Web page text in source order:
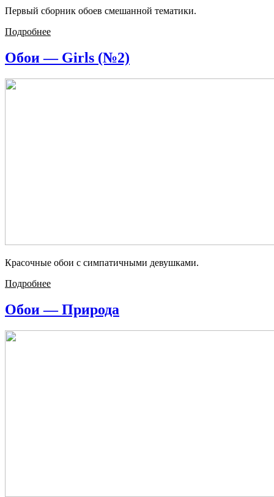
Первый сборник обоев смешанной тематики.
Подробнее
Обои — Girls (№2)
Красочные обои с симпатичными девушками.
Подробнее
Обои — Природа